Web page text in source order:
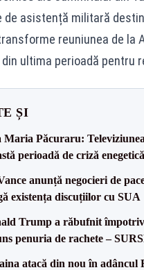
de asistență militară
reuniunea de la
ultima perioadă pentru
ȘI
Maria Păcuraru:
perioadă de criză enegetică
anunță negocieri de
existența discuțiilor cu SUA
Trump a răbufnit
penuria de rachete –
atacă din nou în adâncul